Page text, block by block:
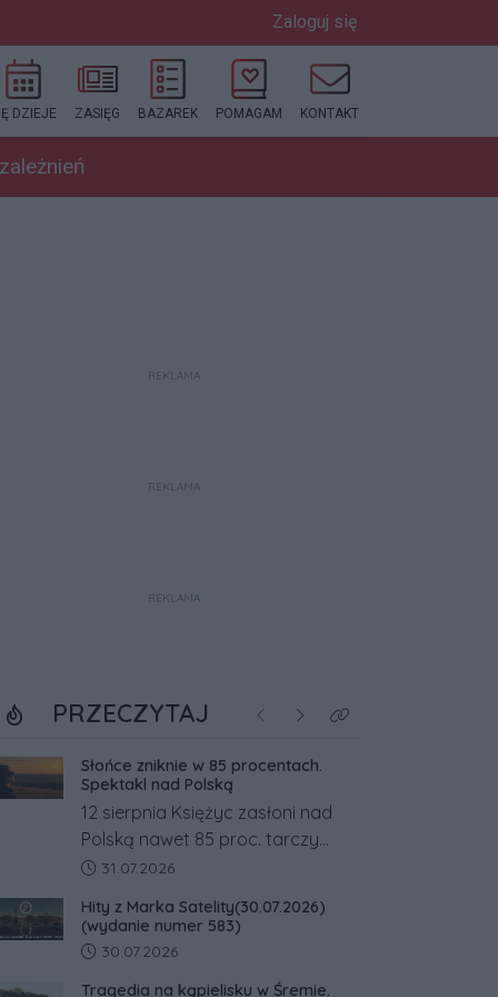
Zaloguj się
DZIEJE ZASIĘG BAZAREK POMAGAM KONTAKT
REKLAMA
REKLAMA
REKLAMA
PRZECZYTAJ Poprzednie
NastępneKliknij aby zobaczyć
Słońce zniknie w 85 procentach.
Spektakl nad Polską
12 sierpnia Księżyc zasłoni nad
Polską nawet 85 proc. tarczy
Słońca. Największe zaćmienie od
zachodem.
Data dodania artykułu:
31.07.2026
Hity z Marka Satelity(30.07.2026)
(wydanie numer 583)
Data dodania artykułu:
30.07.2026
Tragedia na kąpielisku w Śremie.